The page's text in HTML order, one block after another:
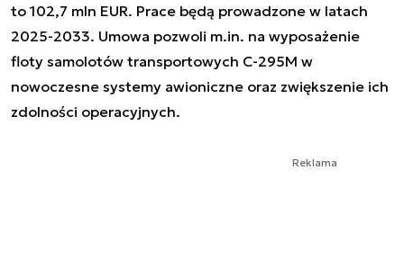
to 102,7 mln EUR. Prace będą prowadzone w latach
2025-2033. Umowa pozwoli m.in. na wyposażenie
floty samolotów transportowych C-295M w
nowoczesne systemy awioniczne oraz zwiększenie ich
zdolności operacyjnych.
Reklama